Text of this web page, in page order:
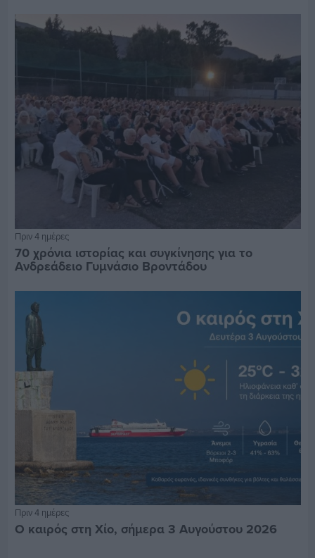
Πριν 4 ημέρες
70 χρόνια ιστορίας και συγκίνησης για το
Ανδρεάδειο Γυμνάσιο Βροντάδου
Πριν 4 ημέρες
Ο καιρός στη Χίο, σήμερα 3 Αυγούστου 2026